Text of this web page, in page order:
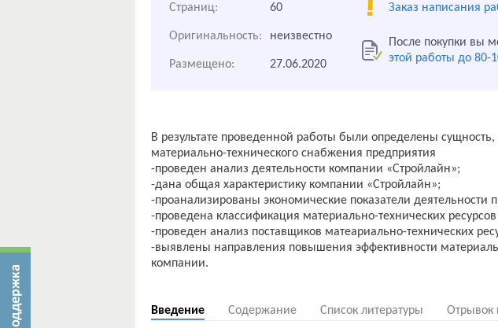
Страниц: 60 Заказ написания
Оригинальность: неизвестно После покупки вы
этой работы до 80-
Размещено: 27.06.2020
В результате проведенной работы были определены
материально-технического снабжения предприятия
-проведен анализ деятельности компании «Стройлайн»;
-дана общая характеристику компании «Стройлайн»;
-проанализированы экономические показатели деятельности
-проведена классификация материально-технических
-проведен анализ поставщиков матеариально-технических
-выявлены направления повышения эффективности
компании.
Введение Содержание Список литературы Отрывок